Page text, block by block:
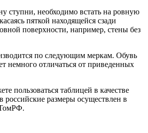
ступни, необходимо встать на ровную
пяткой находящейся сзади
поверхности, например, стены без
по следующим меркам. Обувь
немного отличаться от приведенных
пользоваться таблицей в качестве
российские размеры осуществлен в